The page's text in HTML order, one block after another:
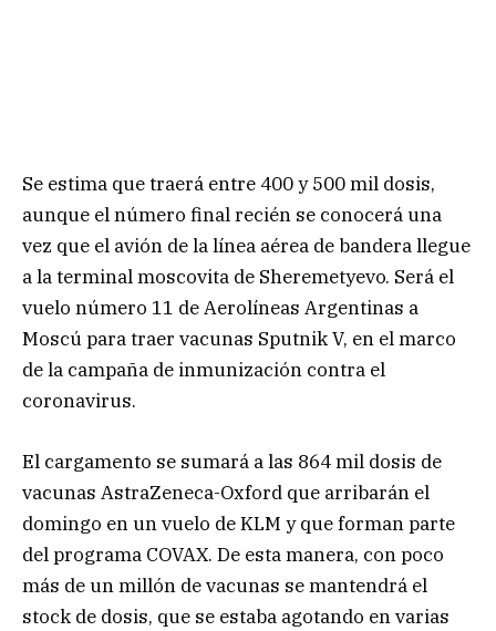
Se estima que traerá entre 400 y 500 mil dosis,
aunque el número final recién se conocerá una
vez que el avión de la línea aérea de bandera llegue
a la terminal moscovita de Sheremetyevo. Será el
vuelo número 11 de Aerolíneas Argentinas a
Moscú para traer vacunas Sputnik V, en el marco
de la campaña de inmunización contra el
coronavirus.
El cargamento se sumará a las 864 mil dosis de
vacunas AstraZeneca-Oxford que arribarán el
domingo en un vuelo de KLM y que forman parte
del programa COVAX. De esta manera, con poco
más de un millón de vacunas se mantendrá el
stock de dosis, que se estaba agotando en varias